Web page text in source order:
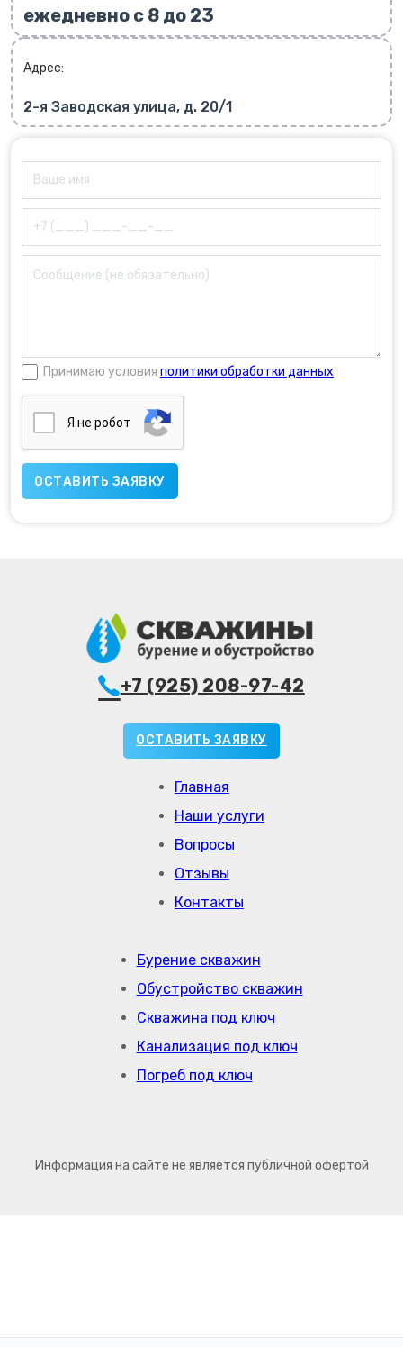
ежедневно с 8 до 23
Адрес:
2-я Заводская улица, д. 20/1
Принимаю условия политики обработки данных
Я нe poбoт
Главная
Наши услуги
Вопросы
Отзывы
Контакты
Бурение скважин
Обустройство скважин
Скважина под ключ
Канализация под ключ
Погреб под ключ
+7 (925) 208-97-42
ОСТАВИТЬ ЗАЯВКУ
Информация на сайте не является публичной офертой